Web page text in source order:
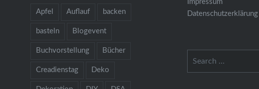
Impressum
Datenschutzerklärung
Apfel Auflauf backen
basteln Blogevent
Buchvorstellung Bücher
Creadienstag Deko